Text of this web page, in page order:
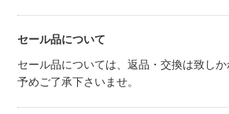
セール品について
セール品については、返品・交換は致しか
予めご了承下さいませ。